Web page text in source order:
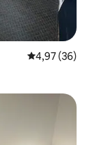
4,97 ud af 5 i
4,97 (36)